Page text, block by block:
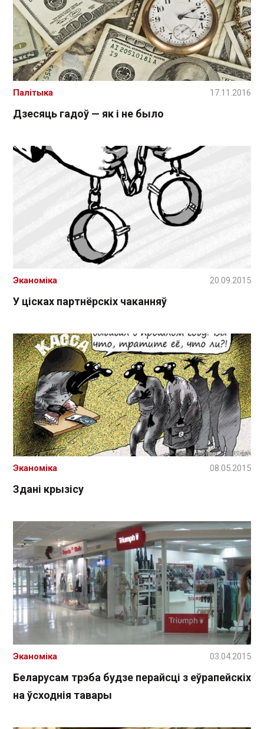
Дзесяць гадоў — як і не было
Палітыка 17.11.2016
У цісках партнёрскіх чаканняў
Эканоміка 20.09.2015
Здані крызісу
Эканоміка 08.05.2015
Беларусам трэба будзе перайсці з еўрапейскіх
на ўсходнія тавары
Эканоміка 03.04.2015